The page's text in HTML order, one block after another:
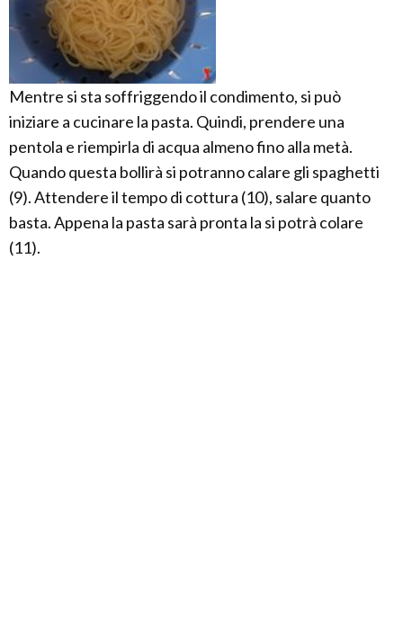
Mentre si sta soffriggendo il condimento, si può
iniziare a cucinare la pasta. Quindi, prendere una
pentola e riempirla di acqua almeno fino alla metà.
Quando questa bollirà si potranno calare gli spaghetti
(9). Attendere il tempo di cottura (10), salare quanto
basta. Appena la pasta sarà pronta la si potrà colare
(11).